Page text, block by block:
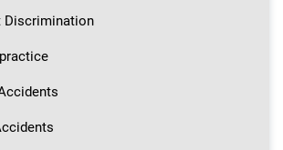
Discrimination